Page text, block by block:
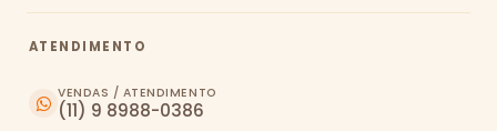
ATENDIMENTO
VENDAS / ATENDIMENTO
(11) 9 8988-0386